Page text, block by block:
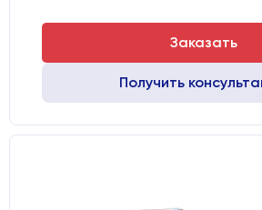
Заказать
Получить